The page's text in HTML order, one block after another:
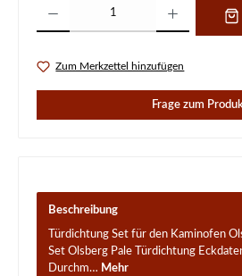
Zum Merkzettel hinzufügen
Frage zum
Beschreibung
Türdichtung Set für den Kaminofen
Set Olsberg Pale Türdichtung
Durchm… Mehr